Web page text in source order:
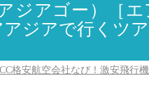
ジアゴー）［
ジアで行くツ
格安航空会社なび！激安飛行